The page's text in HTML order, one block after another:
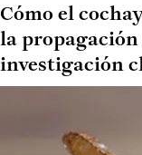
Cómo el
la propagación
investigación